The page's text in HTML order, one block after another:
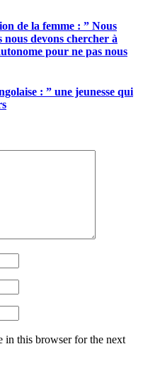
de la femme : ” Nous
nous devons chercher à
pour ne pas nous
: ” une jeunesse qui
in this browser for the next